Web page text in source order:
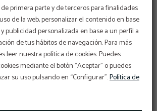
primera parte y de terceros para finalidades
de la web, personalizar el contenido en base
publicidad personalizada en base a un perfil a
de tus hábitos de navegación. Para más
leer nuestra política de cookies. Puedes
mediante el botón “Aceptar” o puedes
su uso pulsando en “Configurar”.Política de